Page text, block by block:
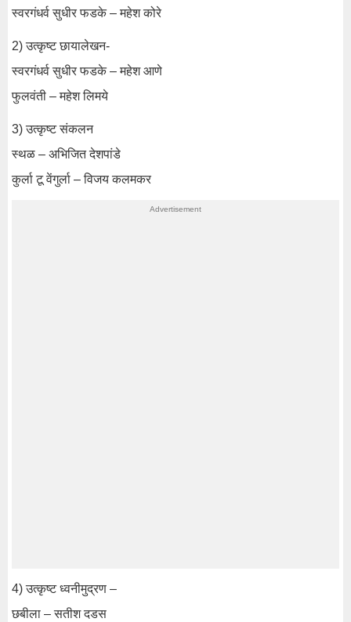
स्वरगंधर्व सुधीर फडके – महेश कोरे
2) उत्कृष्ट छायालेखन-
स्वरगंधर्व सुधीर फडके – महेश आणे
फुलवंती – महेश लिमये
3) उत्कृष्ट संकलन
स्थळ – अभिजित देशपांडे
कुर्ला टू वेंगुर्ला – विजय कलमकर
4) उत्कृष्ट ध्वनीमुद्रण –
छबीला – सतीश दडस